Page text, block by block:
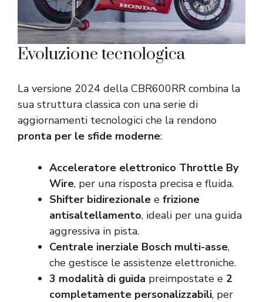
Evoluzione tecnologica
La versione 2024 della CBR600RR combina la
sua struttura classica con una serie di
aggiornamenti tecnologici che la rendono
pronta per le sfide moderne:
Acceleratore elettronico Throttle By
Wire, per una risposta precisa e fluida.
Shifter bidirezionale e frizione
antisaltellamento, ideali per una guida
aggressiva in pista.
Centrale inerziale Bosch multi-asse,
che gestisce le assistenze elettroniche.
3 modalità di guida preimpostate e 2
completamente personalizzabili, per